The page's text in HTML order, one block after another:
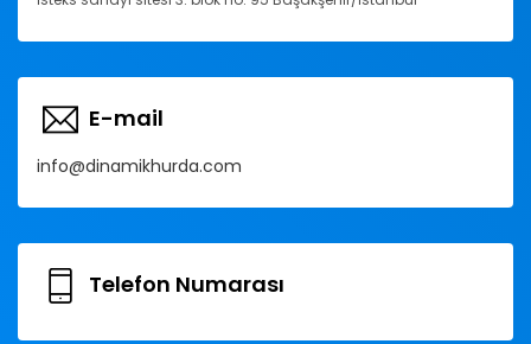
E-mail
info@dinamikhurda.com
Telefon Numarası